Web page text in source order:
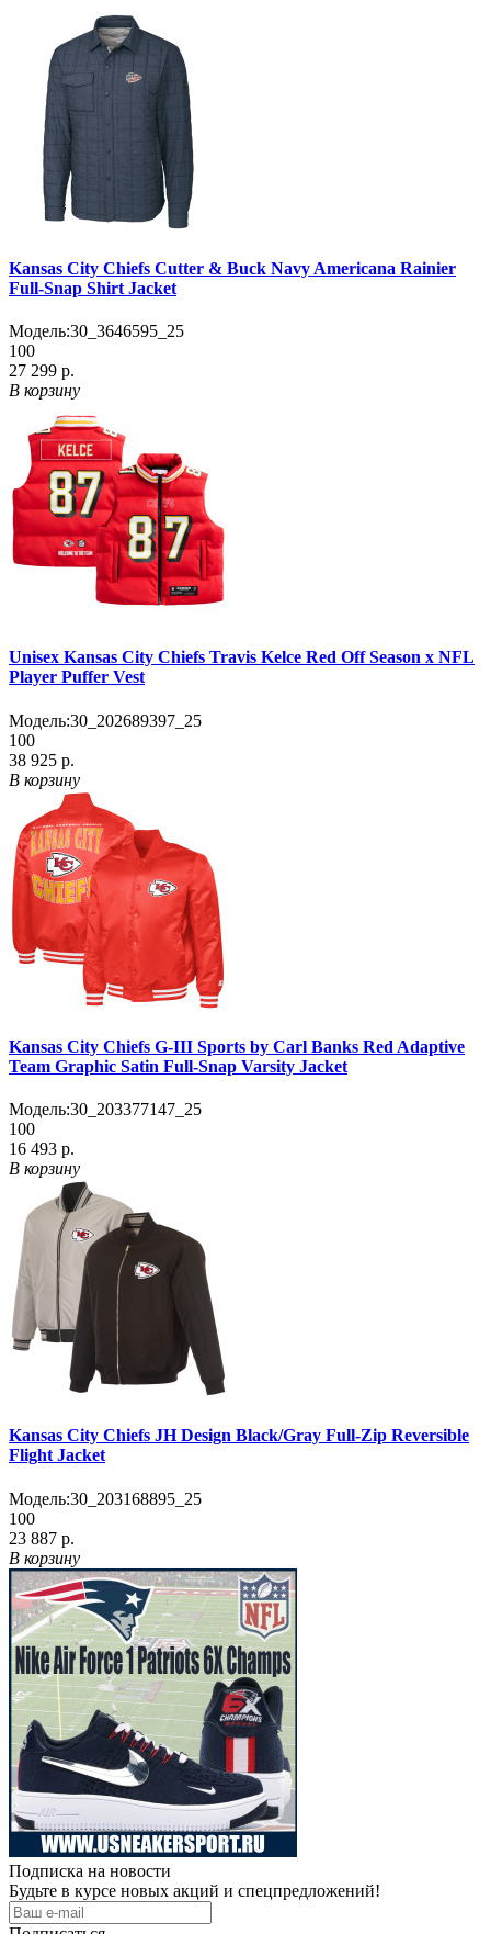
Kansas City Chiefs Cutter & Buck Navy Americana Rainier
Full-Snap Shirt Jacket
Модель:30_3646595_25
100
27 299 р.
В корзину
Unisex Kansas City Chiefs Travis Kelce Red Off Season x NFL
Player Puffer Vest
Модель:30_202689397_25
100
38 925 р.
В корзину
Kansas City Chiefs G-III Sports by Carl Banks Red Adaptive
Team Graphic Satin Full-Snap Varsity Jacket
Модель:30_203377147_25
100
16 493 р.
В корзину
Kansas City Chiefs JH Design Black/Gray Full-Zip Reversible
Flight Jacket
Модель:30_203168895_25
100
23 887 р.
В корзину
Подписка на новости
Будьте в курсе новых акций и спецпредложений!